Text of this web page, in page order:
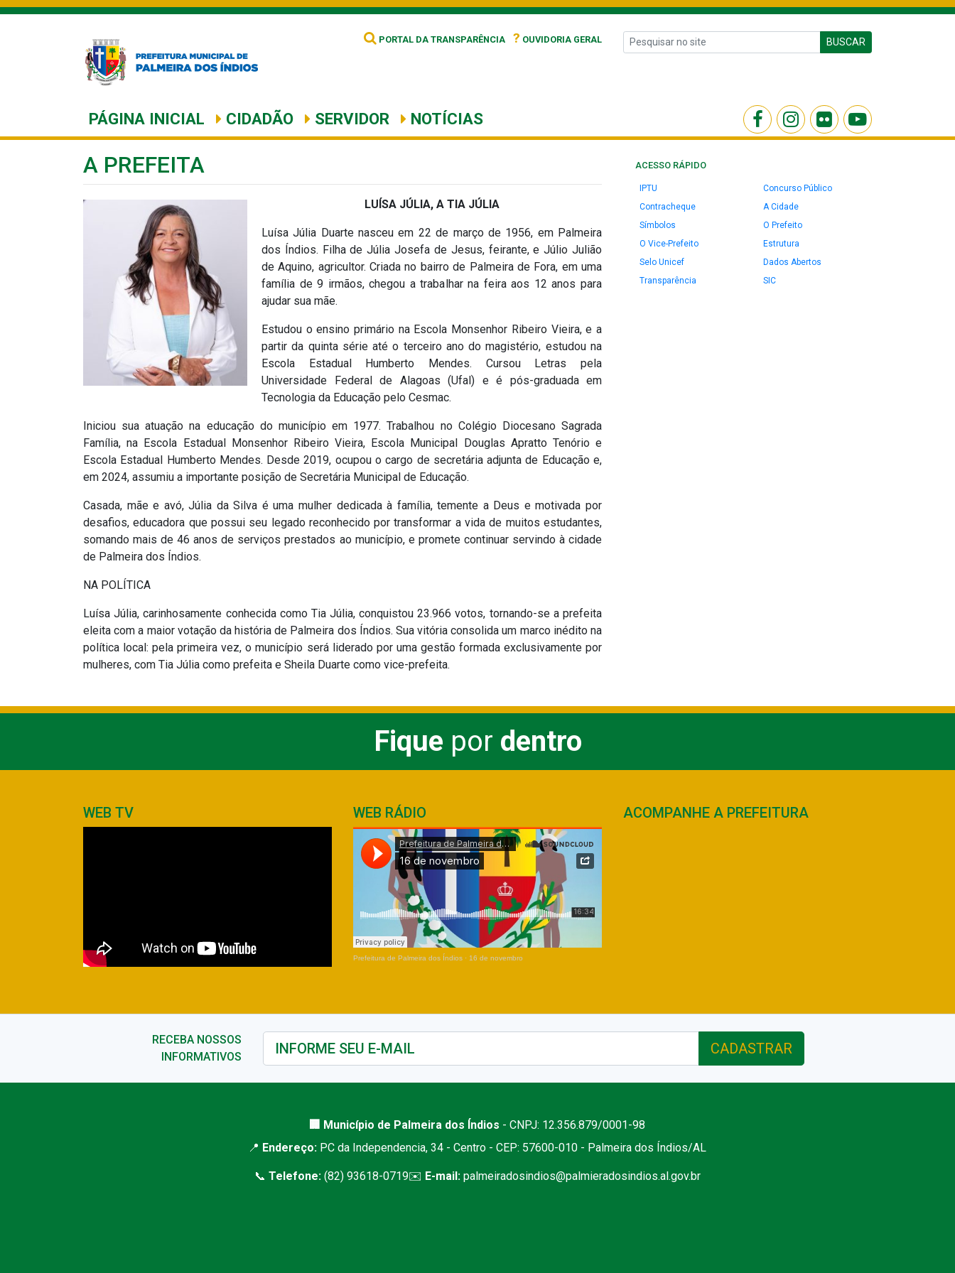
PORTAL DA TRANSPARÊNCIA ? OUVIDORIA GERAL BUSCAR
PÁGINA INICIAL CIDADÃO SERVIDOR NOTÍCIAS
A PREFEITA
LUÍSA JÚLIA, A TIA JÚLIA
Luísa Júlia Duarte nasceu em 22 de março de 1956, em Palmeira
dos Índios. Filha de Júlia Josefa de Jesus, feirante, e Júlio Julião
de Aquino, agricultor. Criada no bairro de Palmeira de Fora, em uma
família de 9 irmãos, chegou a trabalhar na feira aos 12 anos para
ajudar sua mãe.
Estudou o ensino primário na Escola Monsenhor Ribeiro Vieira, e a
partir da quinta série até o terceiro ano do magistério, estudou na
Escola Estadual Humberto Mendes. Cursou Letras pela
Universidade Federal de Alagoas (Ufal) e é pós-graduada em
Tecnologia da Educação pelo Cesmac.
Iniciou sua atuação na educação do município em 1977. Trabalhou no Colégio Diocesano Sagrada
Família, na Escola Estadual Monsenhor Ribeiro Vieira, Escola Municipal Douglas Apratto Tenório e
Escola Estadual Humberto Mendes. Desde 2019, ocupou o cargo de secretária adjunta de Educação e,
em 2024, assumiu a importante posição de Secretária Municipal de Educação.
Casada, mãe e avó, Júlia da Silva é uma mulher dedicada à família, temente a Deus e motivada por
desafios, educadora que possui seu legado reconhecido por transformar a vida de muitos estudantes,
somando mais de 46 anos de serviços prestados ao município, e promete continuar servindo à cidade
de Palmeira dos Índios.
NA POLÍTICA
Luísa Júlia, carinhosamente conhecida como Tia Júlia, conquistou 23.966 votos, tornando-se a prefeita
eleita com a maior votação da história de Palmeira dos Índios. Sua vitória consolida um marco inédito na
política local: pela primeira vez, o município será liderado por uma gestão formada exclusivamente por
mulheres, com Tia Júlia como prefeita e Sheila Duarte como vice-prefeita.
ACESSO RÁPIDO
IPTU
Concurso Público
Contracheque
A Cidade
Símbolos
O Prefeito
O Vice-Prefeito
Estrutura
Selo Unicef
Dados Abertos
Transparência
SIC
Fique por dentro
WEB TV WEB RÁDIO
Prefeitura de Palmeira dos Índios · 16 de novembro
ACOMPANHE A PREFEITURA
RECEBA NOSSOS
INFORMATIVOS
CADASTRAR
🏢 Município de Palmeira dos Índios - CNPJ: 12.356.879/0001-98
📍 Endereço: PC da Independencia, 34 - Centro - CEP: 57600-010 - Palmeira dos Índios/AL
📞 Telefone:(82) 93618-0719✉️ E-mail: palmeiradosindios@palmieradosindios.al.gov.br